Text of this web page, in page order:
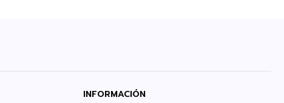
INFORMACIÓN